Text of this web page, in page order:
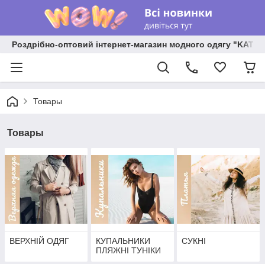
Роздрібно-оптовий інтернет-магазин модного одягу
Товары
Товары
ВЕРХНІЙ ОДЯГ
КУПАЛЬНИКИ
ПЛЯЖНІ ТУНІКИ
СУКНІ